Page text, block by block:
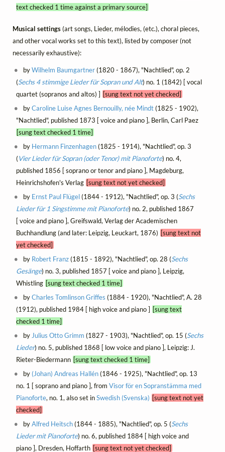
text checked 1 time against a primary source]
Musical settings(art songs, Lieder, mélodies, (etc.), choral pieces,
and other vocal works set to this text), listed by composer (not
necessarily exhaustive):
byWilhelm Baumgartner(1820 - 1867), "Nachtlied", op. 2
(Sechs 4 stimmige Lieder für Sopran und Alt) no. 1 (1842) [ vocal
quartet (sopranos and altos) ] [sung text not yet checked]
byCaroline Luise Agnes Bernouilly, née Mindt(1825 - 1902),
"Nachtlied", published 1873 [ voice and piano ], Berlin, Carl Paez
[sung text checked 1 time]
by Hermann Finzenhagen(1825 - 1914), "Nachtlied", op. 3
(Vier Lieder für Sopran (oder Tenor) mit Pianoforte) no. 4,
published 1856 [ soprano or tenor and piano ], Magdeburg,
Heinrichshofen's Verlag [sung text not yet checked]
by Ernst Paul Flügel(1844 - 1912), "Nachtlied", op. 3 (Sechs
Lieder für 1 Singstimme mit Pianoforte) no. 2, published 1867
[ voice and piano ], Greifswald, Verlag der Academischen
Buchhandlung (and later: Leipzig, Leuckart, 1876) [sung text not
yet checked]
by Robert Franz(1815 - 1892), "Nachtlied", op. 28 (Sechs
Gesänge) no. 3, published 1857 [ voice and piano ], Leipzig,
Whistling [sung text checked 1 time]
byCharles Tomlinson Griffes (1884 - 1920), "Nachtlied", A. 28
(1912), published 1984 [ high voice and piano ] [sung text
checked 1 time]
by Julius Otto Grimm (1827 - 1903), "Nachtlied", op. 15 (Sechs
Lieder) no. 5, published 1868 [ low voice and piano ], Leipzig: J.
Rieter-Biedermann [sung text checked 1 time]
by (Johan) Andreas Hallén(1846 - 1925), "Nachtlied", op. 13
no. 1 [ soprano and piano ], from Visor för en Sopranstämma med
Pianoforte, no. 1, also set inSwedish (Svenska) [sung text not yet
checked]
byAlfred Heitsch(1844 - 1885), "Nachtlied", op. 5 (Sechs
Lieder mit Pianoforte) no. 6, published 1884 [ high voice and
piano ], Dresden, Hoffarth [sung text not yet checked]